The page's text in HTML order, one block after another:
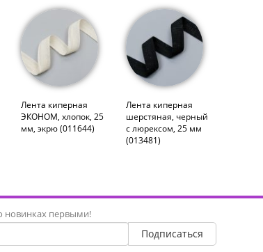
Лента киперная
ЭКОНОМ, хлопок, 25
мм, экрю (011644)
Лента киперная
шерстяная, черный
с люрексом, 25 мм
(013481)
новинках первыми!